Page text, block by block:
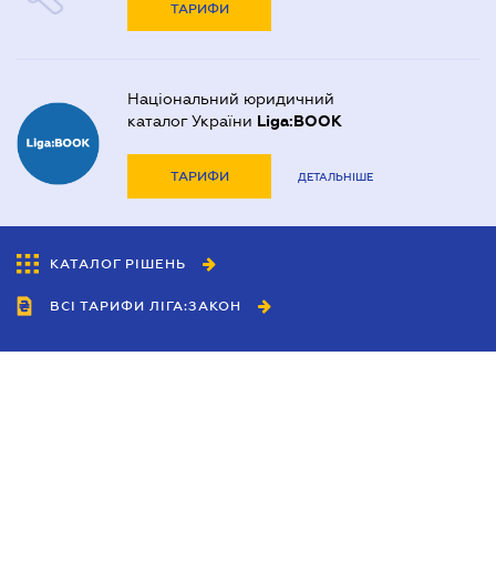
ТАРИФИ
Національний юридичний
каталог України Liga:BOOK
ТАРИФИ ДЕТАЛЬНІШЕ
КАТАЛОГ РІШЕНЬ
ВСІ ТАРИФИ ЛІГА:ЗАКОН